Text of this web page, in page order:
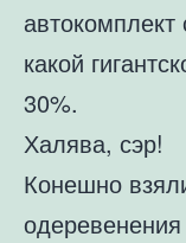
какой
30%.
Халява, сэр!
Конешно
одеревенения